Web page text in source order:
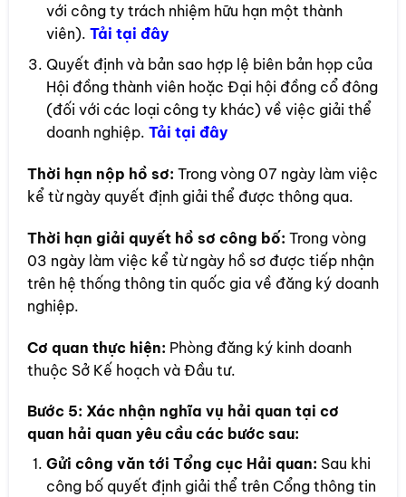
với công ty trách nhiệm hữu hạn một thành
viên). Tải tại đây
Quyết định và bản sao hợp lệ biên bản họp của
Hội đồng thành viên hoặc Đại hội đồng cổ đông
(đối với các loại công ty khác) về việc giải thể
doanh nghiệp. Tải tại đây
Thời hạn nộp hồ sơ: Trong vòng 07 ngày làm việc
kể từ ngày quyết định giải thể được thông qua.
Thời hạn giải quyết hồ sơ công bố: Trong vòng
03 ngày làm việc kể từ ngày hồ sơ được tiếp nhận
trên hệ thống thông tin quốc gia về đăng ký doanh
nghiệp.
Cơ quan thực hiện: Phòng đăng ký kinh doanh
thuộc Sở Kế hoạch và Đầu tư.
Bước 5: Xác nhận nghĩa vụ hải quan tại cơ
quan hải quan yêu cầu các bước sau:
Gửi công văn tới Tổng cục Hải quan: Sau khi
công bố quyết định giải thể trên Cổng thông tin